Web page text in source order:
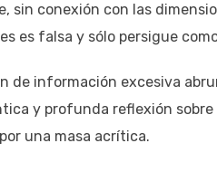
sin conexión con las
es falsa y sólo persigue
de información excesiva
y profunda reflexión
una masa acrítica.